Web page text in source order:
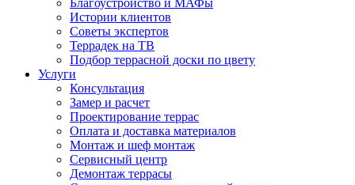
Благоустройство и МАФы
Истории клиентов
Советы экспертов
Террадек на ТВ
Подбор террасной доски по цвету
Услуги
Консультация
Замер и расчет
Проектирование террас
Оплата и доставка материалов
Монтаж и шеф монтаж
Сервисный центр
Демонтаж террасы